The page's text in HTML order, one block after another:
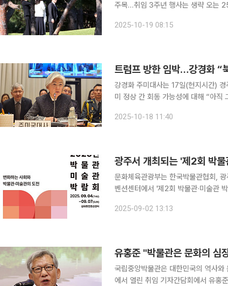
주목…취임 3주년 행사는 생략 오는 25일 고(故) 이건희 삼성 선대회장의 5주기를 앞두고, 삼성그
2025-10-19 08:15
트럼프 방한 임박…강경화 “
강경화 주미대사는 17일(현지시간)
미 정상 간 회동 가능성에 대해 “아직 그런 조짐
대화에 열려 있다고 밝혔고 북한도
2025-10-18 11:40
광주서 개최되는 '제2회 박
문화체육관광부는 한국박물관협회,
벤션센터에서 '제2회 박물관·미술관 박람회'를 개최한다. 2일 문
육과 창의의 힘 △디지털 시대의 대전
2025-09-02 13:13
유홍준 "박물관은 문화의 심
국립중앙박물관은 대한민국의 역사와 문화의 심장이다. 24일 서
에서 열린 취임 기자간담회에서 유홍